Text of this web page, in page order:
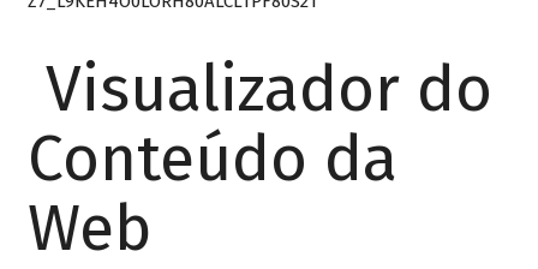
Visualizador do
Conteúdo da
Web